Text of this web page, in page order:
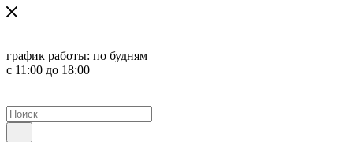
график работы: по будням
с 11:00 до 18:00